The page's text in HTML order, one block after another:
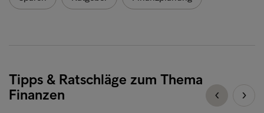
Tipps & Ratschläge zum Thema
Finanzen